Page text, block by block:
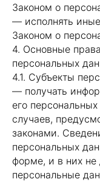
Законом о
— исполнять
Законом о
4. Основные
персональных
4.1. Субъекты
— получать
его
случаев,
законами.
персональных
форме, и в них
персональные